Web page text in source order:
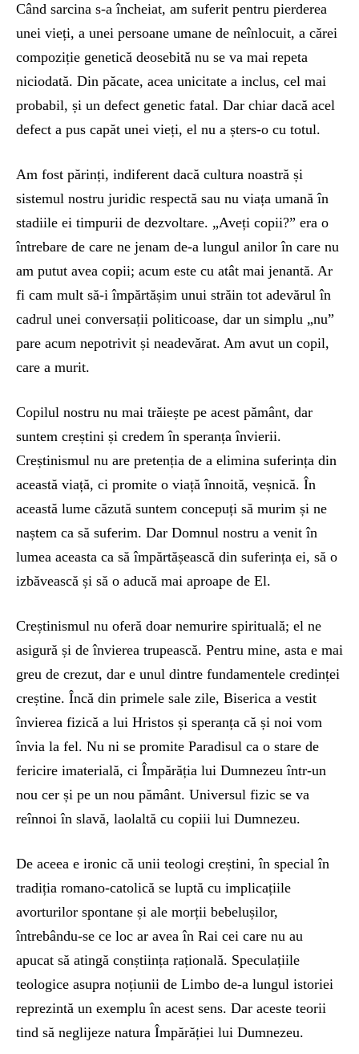
Când sarcina s-a încheiat, am suferit pentru pierderea
unei vieți, a unei persoane umane de neînlocuit, a cărei
compoziție genetică deosebită nu se va mai repeta
niciodată. Din păcate, acea unicitate a inclus, cel mai
probabil, și un defect genetic fatal. Dar chiar dacă acel
defect a pus capăt unei vieți, el nu a șters-o cu totul.
Am fost părinți, indiferent dacă cultura noastră și
sistemul nostru juridic respectă sau nu viața umană în
stadiile ei timpurii de dezvoltare. „Aveți copii?” era o
întrebare de care ne jenam de-a lungul anilor în care nu
am putut avea copii; acum este cu atât mai jenantă. Ar
fi cam mult să-i împărtășim unui străin tot adevărul în
cadrul unei conversații politicoase, dar un simplu „nu”
pare acum nepotrivit și neadevărat. Am avut un copil,
care a murit.
Copilul nostru nu mai trăiește pe acest pământ, dar
suntem creștini și credem în speranța învierii.
Creștinismul nu are pretenția de a elimina suferința din
această viață, ci promite o viață înnoită, veșnică. În
această lume căzută suntem concepuți să murim și ne
naștem ca să suferim. Dar Domnul nostru a venit în
lumea aceasta ca să împărtășească din suferința ei, să o
izbăvească și să o aducă mai aproape de El.
Creștinismul nu oferă doar nemurire spirituală; el ne
asigură și de învierea trupească. Pentru mine, asta e mai
greu de crezut, dar e unul dintre fundamentele credinței
creștine. Încă din primele sale zile, Biserica a vestit
învierea fizică a lui Hristos și speranța că și noi vom
învia la fel. Nu ni se promite Paradisul ca o stare de
fericire imaterială, ci Împărăția lui Dumnezeu într-un
nou cer și pe un nou pământ. Universul fizic se va
reînnoi în slavă, laolaltă cu copiii lui Dumnezeu.
De aceea e ironic că unii teologi creștini, în special în
tradiția romano-catolică se luptă cu implicațiile
avorturilor spontane și ale morții bebelușilor,
întrebându-se ce loc ar avea în Rai cei care nu au
apucat să atingă conștiința rațională. Speculațiile
teologice asupra noțiunii de Limbo de-a lungul istoriei
reprezintă un exemplu în acest sens. Dar aceste teorii
tind să neglijeze natura Împărăției lui Dumnezeu.